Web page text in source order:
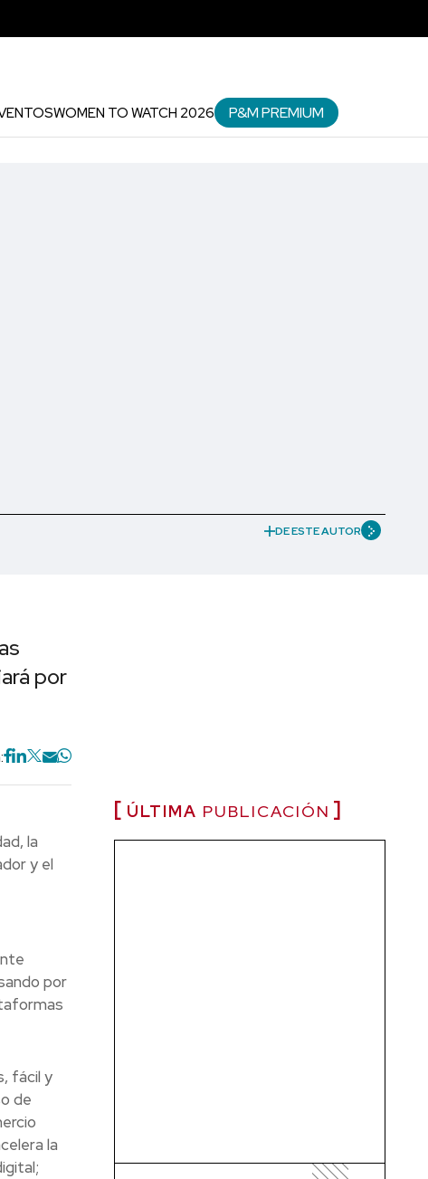
WOMEN TO WATCH 2026 P&M PREMIUM
DE ESTE AUTOR
por
la
y el
por
fácil y
de
la
ÚLTIMA PUBLICACIÓN